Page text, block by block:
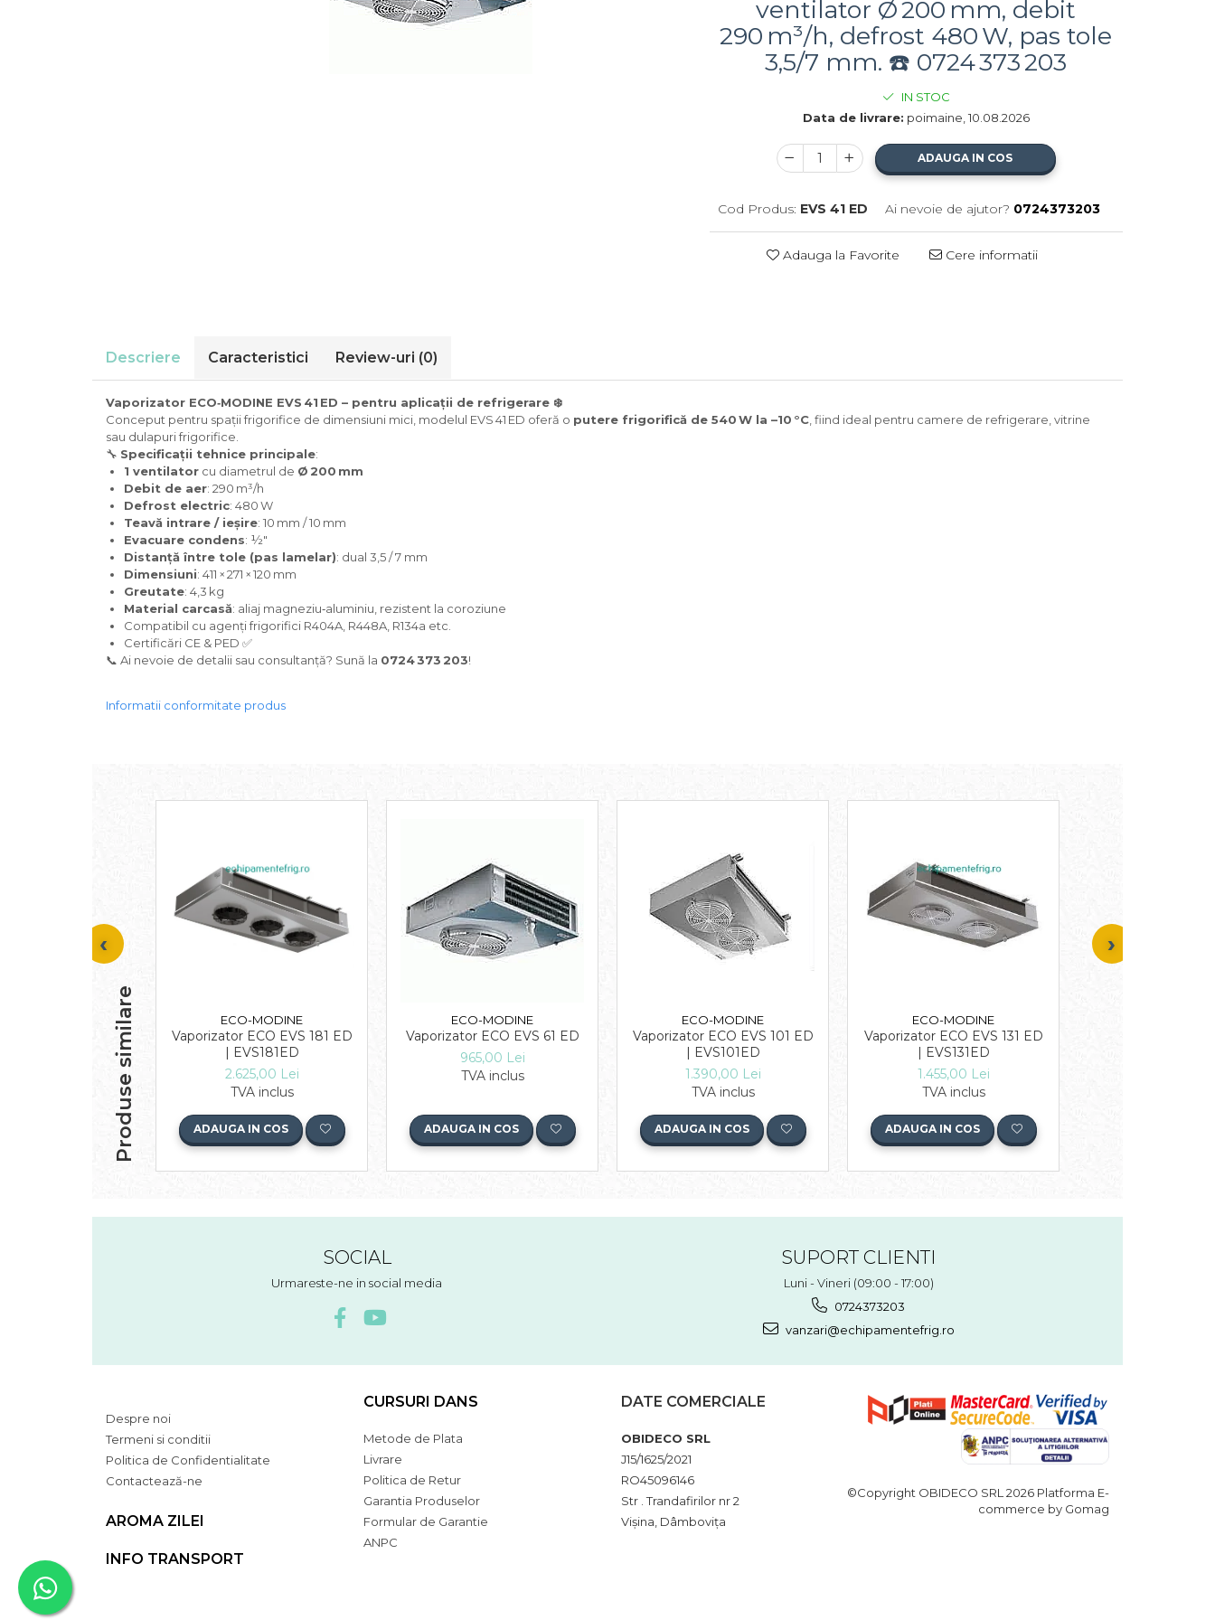
CONSUMABILE
CONTACTEAZĂ-
NE
ventilator Ø 200 mm, debit
290 m³/h, defrost 480 W, pas tole
3,5/7 mm. ☎️ 0724 373 203
IN STOC
Data de livrare: poimaine, 10.08.2026
ADAUGA IN COS
Cod Produs: EVS 41 ED Ai nevoie de ajutor? 0724373203
Adauga la Favorite Cere informatii
Descriere Caracteristici Review-uri (0)
Vaporizator ECO‑MODINE EVS 41 ED – pentru aplicații de refrigerare ❄️
Conceput pentru spații frigorifice de dimensiuni mici, modelul EVS 41 ED oferă o putere frigorifică de 540 W la –10 °C , fiind ideal pentru camere de refrigerare, vitrine
sau dulapuri frigorifice.
🔧 Specificații tehnice principale:
1 ventilator cu diametrul de Ø 200 mm
Debit de aer: 290 m³/h
Defrost electric: 480 W
Teavă intrare / ieșire: 10 mm / 10 mm
Evacuare condens: ½"
Distanță între tole (pas lamelar): dual 3,5 / 7 mm
Dimensiuni: 411 × 271 × 120 mm
Greutate: 4,3 kg
Material carcasă: aliaj magneziu‑aluminiu, rezistent la coroziune
Compatibil cu agenți frigorifici R404A, R448A, R134a etc.
Certificări CE & PED ✅
📞 Ai nevoie de detalii sau consultanță? Sună la 0724 373 203!
Informatii conformitate produs
Produse similare ECO-MODINE
Vaporizator ECO EVS 181 ED
| EVS181ED
2.625,00 Lei
TVA inclus
ADAUGA IN COS
ECO-MODINE
Vaporizator ECO EVS 61 ED
965,00 Lei
TVA inclus
ADAUGA IN COS
ECO-MODINE
Vaporizator ECO EVS 101 ED
| EVS101ED
1.390,00 Lei
TVA inclus
ADAUGA IN COS
ECO-MODINE
Vaporizator ECO EVS 131 ED
| EVS131ED
1.455,00 Lei
TVA inclus
ADAUGA IN COS
SOCIAL
Urmareste-ne in social media
SUPORT CLIENTI
Luni - Vineri (09:00 - 17:00)
0724373203
vanzari@echipamentefrig.ro
Despre noi
Termeni si conditii
Politica de Confidentialitate
Contactează-ne
AROMA ZILEI
INFO TRANSPORT
CURSURI DANS
Metode de Plata
Livrare
Politica de Retur
Garantia Produselor
Formular de Garantie
ANPC
DATE COMERCIALE
OBIDECO SRL
J15/1625/2021
RO45096146
Str . Trandafirilor nr 2
Vișina, Dâmbovița
©Copyright OBIDECO SRL 2026 Platforma E-
commerce by Gomag